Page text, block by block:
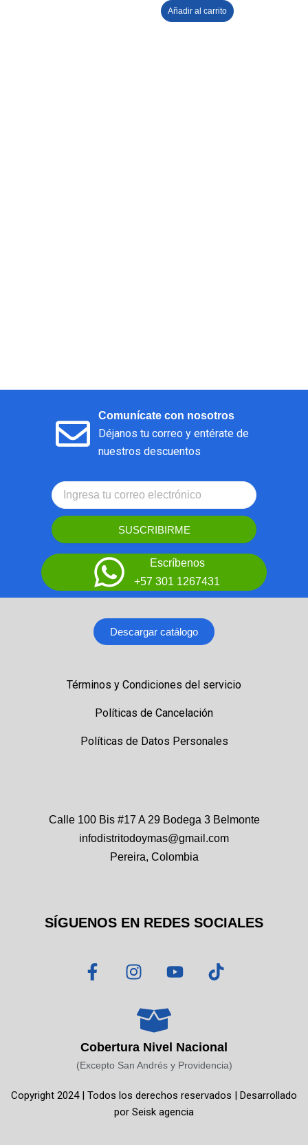
Añadir al carrito
Comunícate con nosotros
Déjanos tu correo y entérate de
nuestros descuentos
SUSCRIBIRME
Escríbenos
+57 301 1267431
Descargar catálogo
Términos y Condiciones del servicio
Políticas de Cancelación
Políticas de Datos Personales
Calle 100 Bis #17 A 29 Bodega 3 Belmonte
infodistritodoymas@gmail.com
Pereira, Colombia
SÍGUENOS EN REDES SOCIALES
F
a
o
o
-
I
n
t
a
g
r
m
Y
o
b
e
T
i
k
Cobertura Nivel Nacional
(Excepto San Andrés y Providencia)
Copyright 2024 | Todos los derechos reservados | Desarrollado
por Seisk agencia